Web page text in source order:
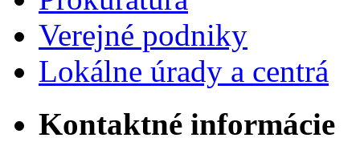
Verejné podniky
Lokálne úrady a centrá
Kontaktné informácie